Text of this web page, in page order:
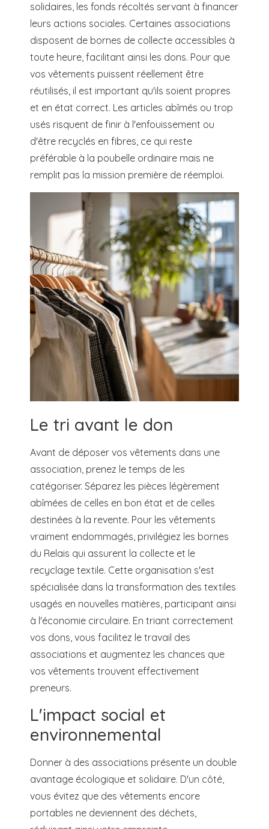
solidaires, les fonds récoltés servant à financer
leurs actions sociales. Certaines associations
disposent de bornes de collecte accessibles à
toute heure, facilitant ainsi les dons. Pour que
vos vêtements puissent réellement être
réutilisés, il est important qu'ils soient propres
et en état correct. Les articles abîmés ou trop
usés risquent de finir à l'enfouissement ou
d'être recyclés en fibres, ce qui reste
préférable à la poubelle ordinaire mais ne
remplit pas la mission première de réemploi.
Le tri avant le don
Avant de déposer vos vêtements dans une
association, prenez le temps de les
catégoriser. Séparez les pièces légèrement
abîmées de celles en bon état et de celles
destinées à la revente. Pour les vêtements
vraiment endommagés, privilégiez les bornes
du Relais qui assurent la collecte et le
recyclage textile. Cette organisation s'est
spécialisée dans la transformation des textiles
usagés en nouvelles matières, participant ainsi
à l'économie circulaire. En triant correctement
vos dons, vous facilitez le travail des
associations et augmentez les chances que
vos vêtements trouvent effectivement
preneurs.
L'impact social et
environnemental
Donner à des associations présente un double
avantage écologique et solidaire. D'un côté,
vous évitez que des vêtements encore
portables ne deviennent des déchets,